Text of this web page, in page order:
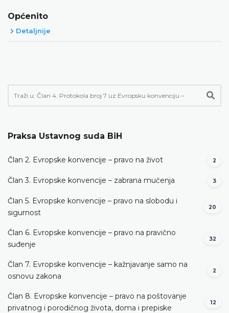
Općenito
Detaljnije
Praksa Ustavnog suda BiH
Član 2. Evropske konvencije – pravo na život 2
Član 3. Evropske konvencije – zabrana mučenja 3
Član 5. Evropske konvencije – pravo na slobodu i
sigurnost
20
Član 6. Evropske konvencije – pravo na pravično
suđenje
32
Član 7. Evropske konvencije – kažnjavanje samo na
osnovu zakona
2
Član 8. Evropske konvencije – pravo na poštovanje
privatnog i porodičnog života, doma i prepiske
12